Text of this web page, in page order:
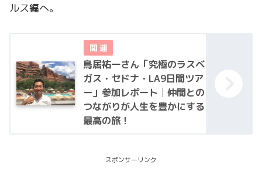
ルス編へ。
鳥居祐一さん「究極のラスベ
ガス・セドナ・LA9日間ツア
ー」参加レポート│仲間との
つながりが人生を豊かにする
最高の旅！
スポンサーリンク